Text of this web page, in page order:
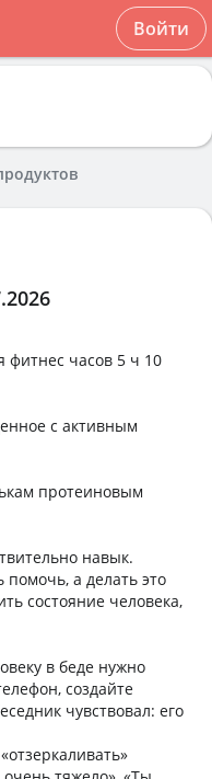
Войти
фитнес часов 5 ч 10
с активным
протеиновым
навык.
помочь, а делать это
состояние человека,
в беде нужно
создайте
чувствовал: его